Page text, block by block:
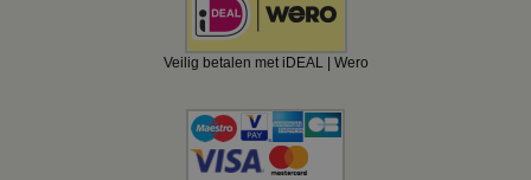
Veilig betalen met iDEAL | Wero